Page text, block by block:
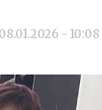
- 10:08